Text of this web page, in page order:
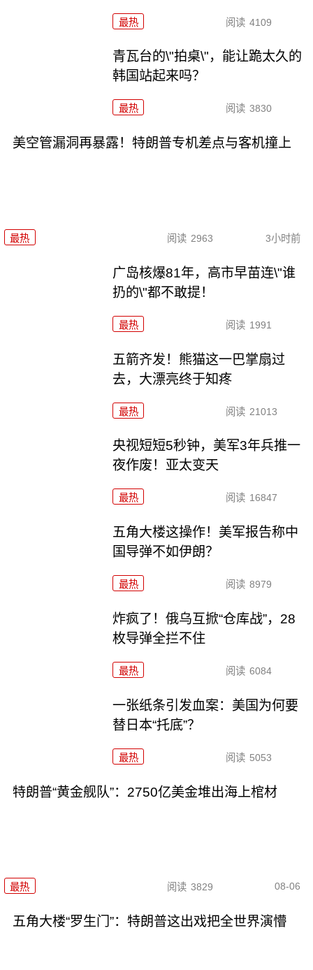
最热 阅读 4109
青瓦台的\"拍桌\"，能让跪太久的
韩国站起来吗？
最热 阅读 3830
美空管漏洞再暴露！特朗普专机差点与客机撞上
最热 阅读 2963 3小时前
广岛核爆81年，高市早苗连\"谁
扔的\"都不敢提！
最热 阅读 1991
五箭齐发！熊猫这一巴掌扇过
去，大漂亮终于知疼
最热 阅读 21013
央视短短5秒钟，美军3年兵推一
夜作废！亚太变天
最热 阅读 16847
五角大楼这操作！美军报告称中
国导弹不如伊朗？
最热 阅读 8979
炸疯了！俄乌互掀“仓库战”，28
枚导弹全拦不住
最热 阅读 6084
一张纸条引发血案：美国为何要
替日本“托底”？
最热 阅读 5053
特朗普“黄金舰队”：2750亿美金堆出海上棺材
最热 阅读 3829 08-06
五角大楼“罗生门”：特朗普这出戏把全世界演懵